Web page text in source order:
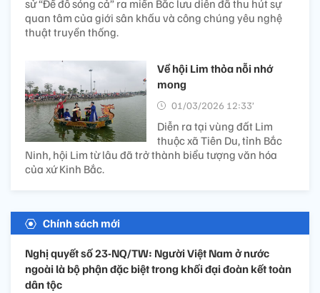
sử “Đế đô sóng cả” ra miền Bắc lưu diễn đã thu hút sự
quan tâm của giới sân khấu và công chúng yêu nghệ
thuật truyền thống.
Về hội Lim thỏa nỗi nhớ
mong
01/03/2026 12:33’
Diễn ra tại vùng đất Lim
thuộc xã Tiên Du, tỉnh Bắc
Ninh, hội Lim từ lâu đã trở thành biểu tượng văn hóa
của xứ Kinh Bắc.
Chính sách mới
Nghị quyết số 23-NQ/TW: Người Việt Nam ở nước
ngoài là bộ phận đặc biệt trong khối đại đoàn kết toàn
dân tộc